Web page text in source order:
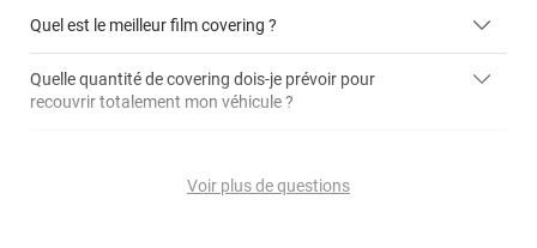
Quel est le meilleur film covering ?
covering 2D
Quelle quantité de covering dois-je prévoir pour
recouvrir totalement mon véhicule ?
Voir plus de questions